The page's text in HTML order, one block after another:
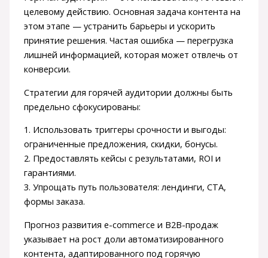
целевому действию. Основная задача контента на
этом этапе — устранить барьеры и ускорить
принятие решения. Частая ошибка — перегрузка
лишней информацией, которая может отвлечь от
конверсии.
Стратегии для горячей аудитории должны быть
предельно сфокусированы:
1. Использовать триггеры срочности и выгоды:
ограниченные предложения, скидки, бонусы.
2. Предоставлять кейсы с результатами, ROI и
гарантиями.
3. Упрощать путь пользователя: лендинги, CTA,
формы заказа.
Прогноз развития e-commerce и B2B-продаж
указывает на рост доли автоматизированного
контента, адаптированного под горячую